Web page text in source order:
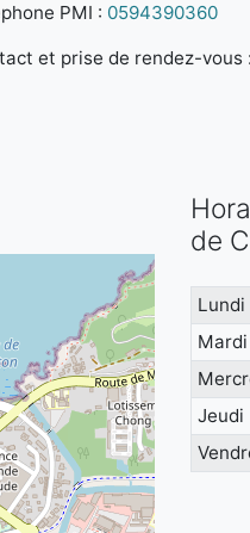
PMI : 0594390360
et prise de rendez-
de
Lundi
Mardi
Jeudi